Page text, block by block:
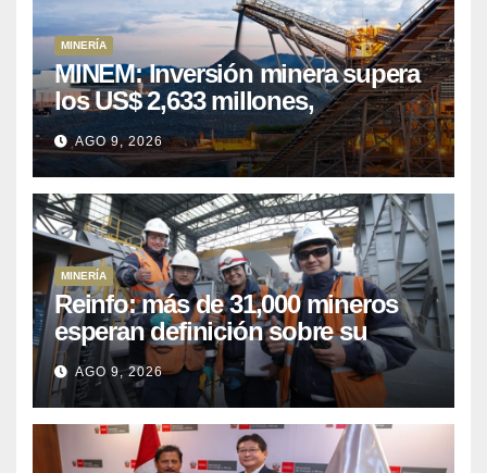
MINERÍA
MINEM: Inversión minera supera
los US$ 2,633 millones,
consolidando el dinamismo del
sector
AGO 9, 2026
MINERÍA
Reinfo: más de 31,000 mineros
esperan definición sobre su
proceso de formalización
AGO 9, 2026